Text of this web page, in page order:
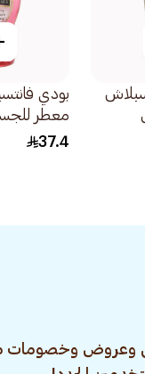
سبلاش
بودي
معطر
الكرز 8أونصة
37.4
وعروض وخصومات